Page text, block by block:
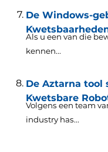
De Windows-
Als u een van die
kennen...
De Aztarna tool
Kwetsbare
Volgens een team
industry has...